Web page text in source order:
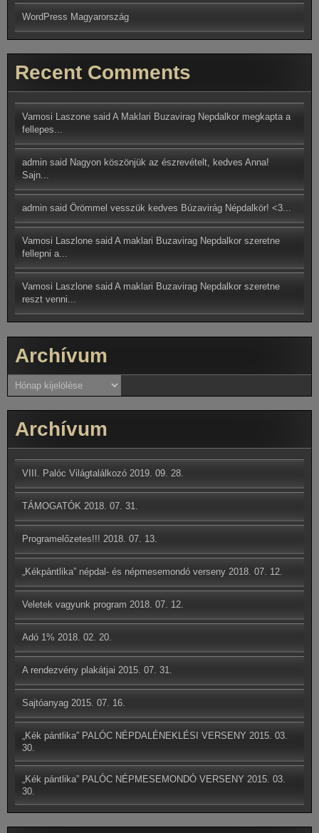
WordPress Magyarország
Recent Comments
Vamosi Laszone said A Maklari Buzavirag Nepdalkor megkapta a
fellepes...
admin said Nagyon köszönjük az észrevételt, kedves Anna!
Sajn...
admin said Örömmel vesszük kedves Búzavirág Népdalkör! <3...
Vamosi Laszlone said A maklari Buzavirag Nepdalkor szeretne
fellepni a...
Vamosi Laszlone said A maklari Buzavirag Nepdalkor szeretne
reszt venni...
Archívum
Archívum
Archívum
VIII. Palóc Világtalálkozó 2019. 09. 28.
TÁMOGATÓK 2018. 07. 31.
Programelőzetes!!! 2018. 07. 13.
„Kékpántlika” népdal- és népmesemondó verseny 2018. 07. 12.
Veletek vagyunk program 2018. 07. 12.
Adó 1% 2018. 02. 20.
A rendezvény plakátjai 2015. 07. 31.
Sajtóanyag 2015. 07. 16.
„Kék pántlika” PALÓC NÉPDALÉNEKLÉSI VERSENY 2015. 03.
30.
„Kék pántlika” PALÓC NÉPMESEMONDÓ VERSENY 2015. 03.
30.